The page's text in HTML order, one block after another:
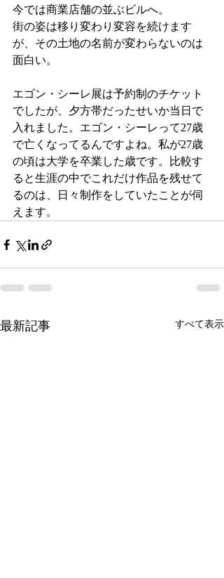
今では商業店舗の並ぶビルへ。
街の姿は移り変わり変容を続けます
が、その土地の名前が変わらないのは
面白い。
エゴン・シーレ展は予約制のチケット
でしたが、夕方帯だったせいか当日で
入れました。エゴン・シーレって27歳
で亡くなってるんですよね。私が27歳
の頃は大学を卒業した歳です。比較す
ると生涯の中でこれだけ作品を残せて
るのは、日々制作をしていたことが伺
えます。
最新記事 すべて表示